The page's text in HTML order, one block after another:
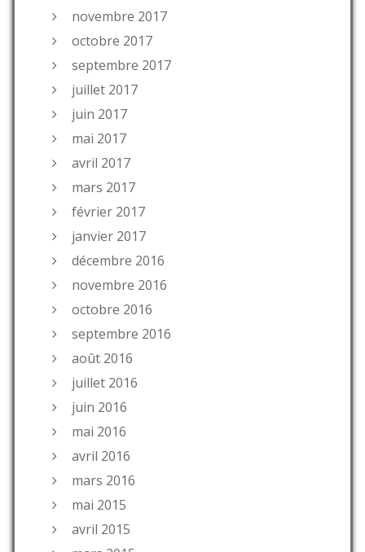
novembre 2017
octobre 2017
septembre 2017
juillet 2017
juin 2017
mai 2017
avril 2017
mars 2017
février 2017
janvier 2017
décembre 2016
novembre 2016
octobre 2016
septembre 2016
août 2016
juillet 2016
juin 2016
mai 2016
avril 2016
mars 2016
mai 2015
avril 2015